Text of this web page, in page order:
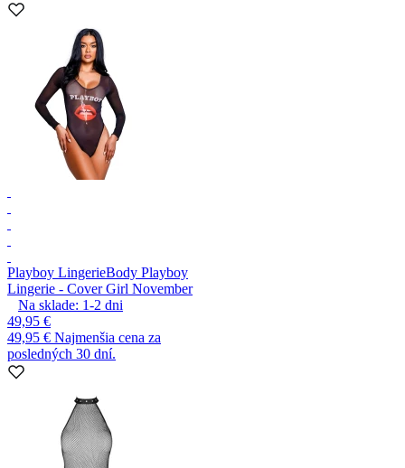
Playboy LingerieBody Playboy
Lingerie - Cover Girl November
Na sklade: 1-2 dni
49,95 €
49,95 € Najmenšia cena za
posledných 30 dní.